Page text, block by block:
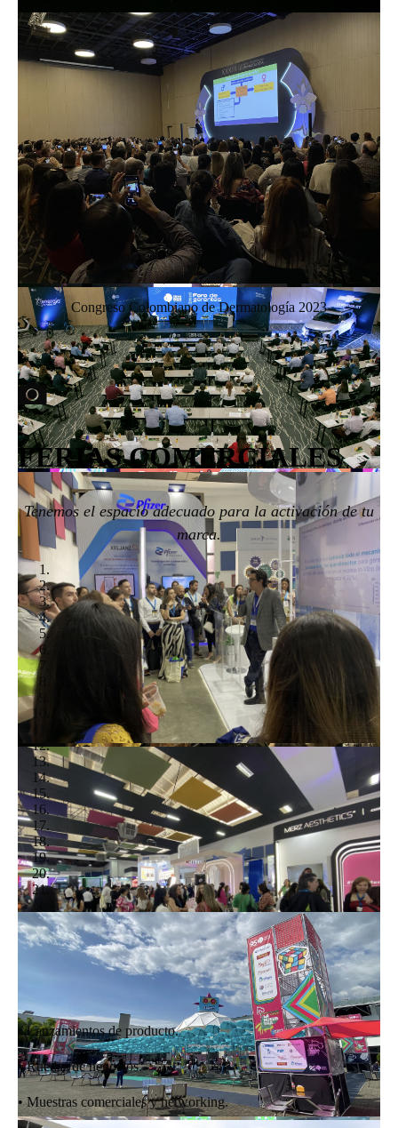
Congreso Colombiano de Dermatología 2023
FERIAS COMERCIALES
Tenemos el espacio adecuado para la activación de tu
marca.
• Lanzamientos de producto.
• Ruedas de negocios.
• Muestras comerciales y networking.